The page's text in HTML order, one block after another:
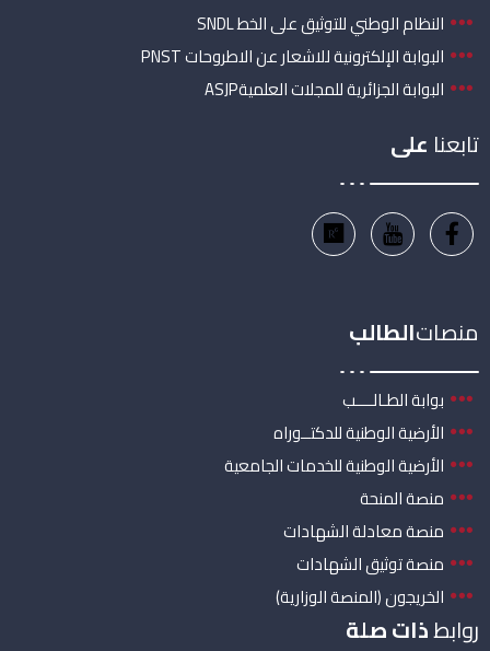
النظام الوطني للتوثيق على الخط SNDL
البوابة الإلكترونية للاشعار عن الاطروحات PNST
البوابة الجزائرية للمجلات العلميةASJP
تابعنا على
منصاتالطالب
بوابة الطـالــــب
الأرضية الوطنية للدكتــوراه
الأرضية الوطنية للخدمات الجامعية
منصة المنحة
منصة معادلة الشهادات
منصة توثيق الشهادات
الخريجون (المنصة الوزارية)
روابطذات صلة